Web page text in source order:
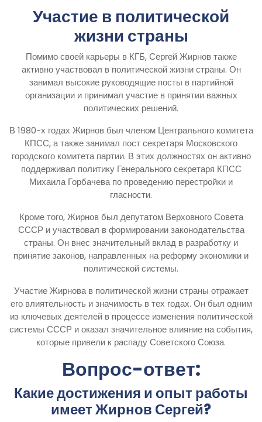
Участие в политической
жизни страны
Помимо своей карьеры в КГБ, Сергей Жирнов также
активно участвовал в политической жизни страны. Он
занимал высокие руководящие посты в партийной
организации и принимал участие в принятии важных
политических решений.
В 1980-х годах Жирнов был членом Центрального комитета
КПСС, а также занимал пост секретаря Московского
городского комитета партии. В этих должностях он активно
поддерживал политику Генерального секретаря КПСС
Михаила Горбачева по проведению перестройки и
гласности.
Кроме того, Жирнов был депутатом Верховного Совета
СССР и участвовал в формировании законодательства
страны. Он внес значительный вклад в разработку и
принятие законов, направленных на реформу экономики и
политической системы.
Участие Жирнова в политической жизни страны отражает
его влиятельность и значимость в тех годах. Он был одним
из ключевых деятелей в процессе изменения политической
системы СССР и оказал значительное влияние на события,
которые привели к распаду Советского Союза.
Вопрос-ответ:
Какие достижения и опыт работы
имеет Жирнов Сергей?